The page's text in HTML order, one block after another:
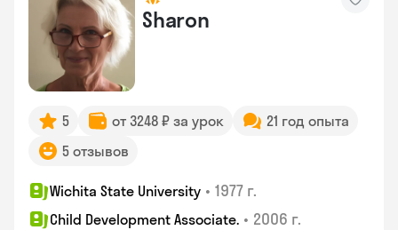
Sharon
5 от 3248 ₽ за урок
21 год опыта
5 отзывов
Wichita State University • 1977 г.
Child Development Associate. • 2006 г.